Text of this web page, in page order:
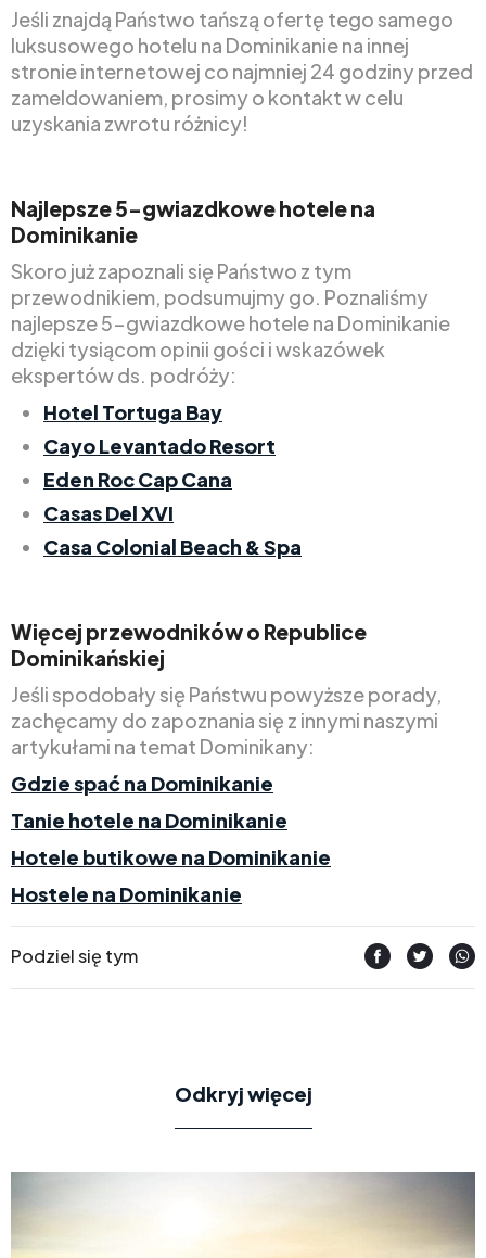
Jeśli znajdą Państwo tańszą ofertę tego samego
luksusowego hotelu na Dominikanie na innej
stronie internetowej co najmniej 24 godziny przed
zameldowaniem, prosimy o kontakt w celu
uzyskania zwrotu różnicy!
Najlepsze 5-gwiazdkowe hotele na
Dominikanie
Skoro już zapoznali się Państwo z tym
przewodnikiem, podsumujmy go. Poznaliśmy
najlepsze 5-gwiazdkowe hotele na Dominikanie
dzięki tysiącom opinii gości i wskazówek
ekspertów ds. podróży:
Hotel Tortuga Bay
Cayo Levantado Resort
Eden Roc Cap Cana
Casas Del XVI
Casa Colonial Beach & Spa
Więcej przewodników o Republice
Dominikańskiej
Jeśli spodobały się Państwu powyższe porady,
zachęcamy do zapoznania się z innymi naszymi
artykułami na temat Dominikany:
Gdzie spać na Dominikanie
Tanie hotele na Dominikanie
Hotele butikowe na Dominikanie
Hostele na Dominikanie
Podziel się tym
Odkryj więcej